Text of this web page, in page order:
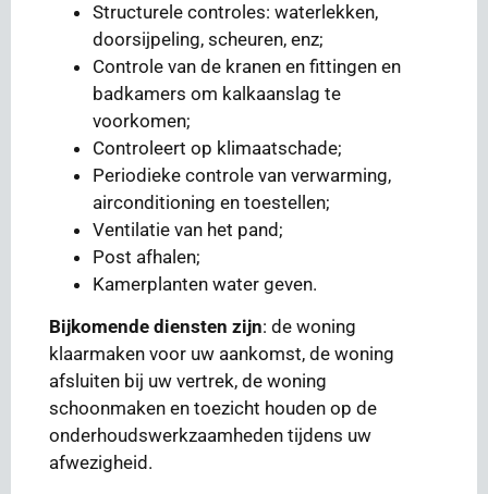
Structurele controles: waterlekken,
doorsijpeling, scheuren, enz;
Controle van de kranen en fittingen en
badkamers om kalkaanslag te
voorkomen;
Controleert op klimaatschade;
Periodieke controle van verwarming,
airconditioning en toestellen;
Ventilatie van het pand;
Post afhalen;
Kamerplanten water geven.
Bijkomende diensten zijn: de woning
klaarmaken voor uw aankomst, de woning
afsluiten bij uw vertrek, de woning
schoonmaken en toezicht houden op de
onderhoudswerkzaamheden tijdens uw
afwezigheid.